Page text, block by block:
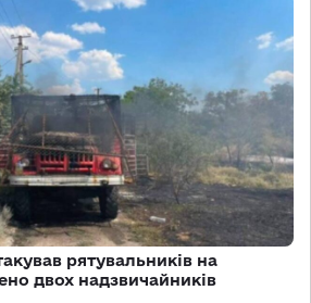
рятувальників на
двох надзвичайників